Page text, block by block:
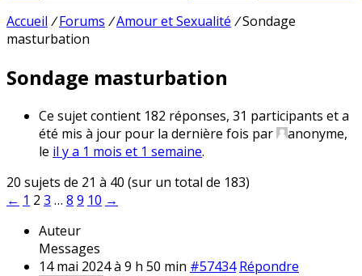
Accueil / Forums /Amour et Sexualité /Sondage
masturbation
Sondage masturbation
Ce sujet contient 182 réponses, 31 participants et a
été mis à jour pour la dernière fois par
anonyme,
le il y a 1 mois et 1 semaine.
20 sujets de 21 à 40 (sur un total de 183)
← 1 2 3 … 8 9 10 →
Auteur
Messages
14 mai 2024 à 9 h 50 min #57434 Répondre